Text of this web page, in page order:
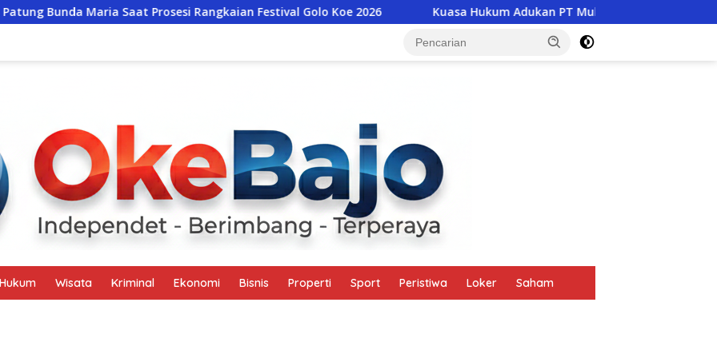
Prosesi Rangkaian Festival Golo Koe 2026 Kuasa Hukum Adukan PT Multi Bangun Abadi ke Gubernur Pramono
Hukum Wisata Kriminal Ekonomi Bisnis Properti Sport Peristiwa Loker Saham